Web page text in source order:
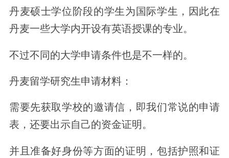
丹麦硕士学位阶段的学生为国际学生，因此在
丹麦一些大学内开设有英语授课的专业。
不过不同的大学申请条件也是不一样的。
丹麦留学研究生申请材料：
需要先获取学校的邀请信，即我们常说的申请
表，还要出示自己的资金证明。
并且准备好身份等方面的证明，包括护照和证